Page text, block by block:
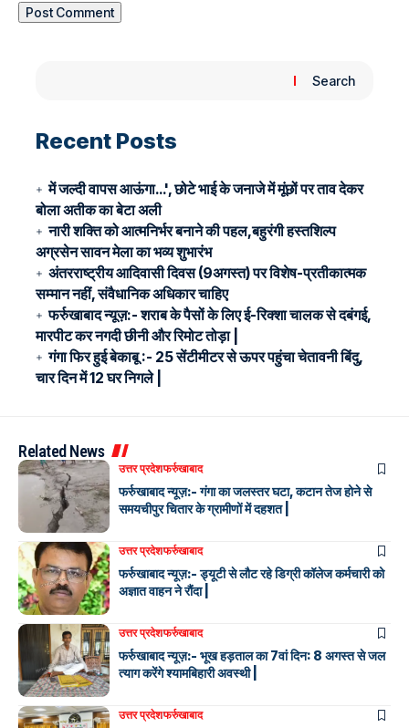
Search
Recent Posts
में जल्दी वापस आऊंगा…', छोटे भाई के जनाजे में मूंछों पर ताव देकर
बोला अतीक का बेटा अली
नारी शक्ति को आत्मनिर्भर बनाने की पहल,बहुरंगी हस्तशिल्प
अग्रसेन सावन मेला का भव्य शुभारंभ
अंतरराष्ट्रीय आदिवासी दिवस (9अगस्त) पर विशेष-प्रतीकात्मक
सम्मान नहीं, संवैधानिक अधिकार चाहिए
फर्रुखाबाद न्यूज़:- शराब के पैसों के लिए ई-रिक्शा चालक से दबंगई,
मारपीट कर नगदी छीनी और रिमोट तोड़ा |
गंगा फिर हुई बेकाबू :- 25 सेंटीमीटर से ऊपर पहुंचा चेतावनी बिंदु,
चार दिन में 12 घर निगले |
Related News
उत्तर प्रदेशफर्रुखाबाद
फर्रुखाबाद न्यूज़:- गंगा का जलस्तर घटा, कटान तेज होने से
समयचीपुर चितार के ग्रामीणों में दहशत |
उत्तर प्रदेशफर्रुखाबाद
फर्रुखाबाद न्यूज़:- ड्यूटी से लौट रहे डिग्री कॉलेज कर्मचारी को
अज्ञात वाहन ने रौंदा |
उत्तर प्रदेशफर्रुखाबाद
फर्रुखाबाद न्यूज़:- भूख हड़ताल का 7वां दिन: 8 अगस्त से जल
त्याग करेंगे श्यामबिहारी अवस्थी |
उत्तर प्रदेशफर्रुखाबाद